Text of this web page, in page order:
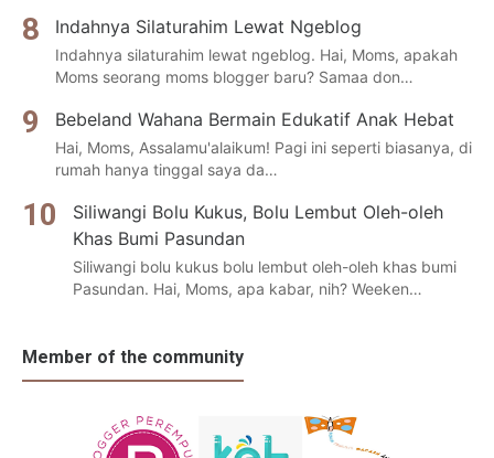
Indahnya Silaturahim Lewat Ngeblog
Indahnya silaturahim lewat ngeblog. Hai, Moms, apakah
Moms seorang moms blogger baru? Samaa don…
Bebeland Wahana Bermain Edukatif Anak Hebat
Hai, Moms, Assalamu'alaikum! Pagi ini seperti biasanya, di
rumah hanya tinggal saya da…
Siliwangi Bolu Kukus, Bolu Lembut Oleh-oleh
Khas Bumi Pasundan
Siliwangi bolu kukus bolu lembut oleh-oleh khas bumi
Pasundan. Hai, Moms, apa kabar, nih? Weeken…
Member of the community